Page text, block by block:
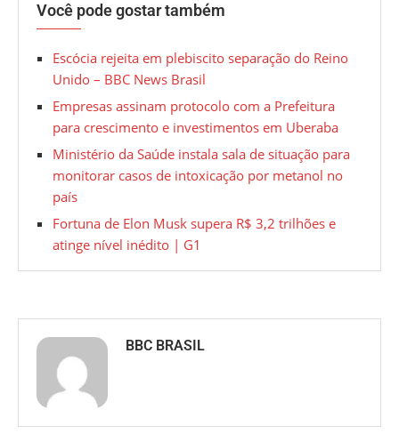
Você pode gostar também
Escócia rejeita em plebiscito separação do Reino
Unido – BBC News Brasil
Empresas assinam protocolo com a Prefeitura
para crescimento e investimentos em Uberaba
Ministério da Saúde instala sala de situação para
monitorar casos de intoxicação por metanol no
país
Fortuna de Elon Musk supera R$ 3,2 trilhões e
atinge nível inédito | G1
BBC BRASIL